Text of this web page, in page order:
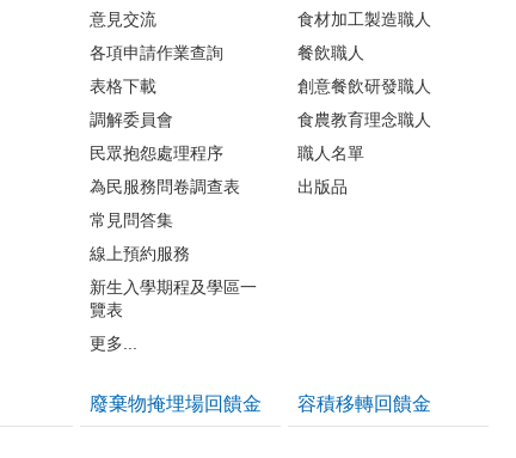
意見交流
各項申請作業查詢
表格下載
調解委員會
民眾抱怨處理程序
為民服務問卷調查表
常見問答集
線上預約服務
新生入學期程及學區一
覽表
更多...
食材加工製造職人
餐飲職人
創意餐飲研發職人
食農教育理念職人
職人名單
出版品
廢棄物掩埋場回饋金 容積移轉回饋金